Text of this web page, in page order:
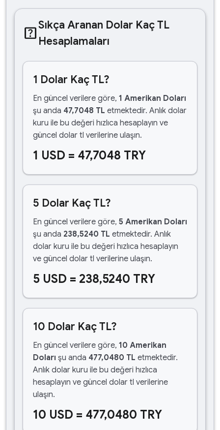
help_centerSıkça Aranan Dolar Kaç TL
Hesaplamaları
1 Dolar Kaç TL?
En güncel verilere göre, 1 Amerikan Doları
şu anda 47,7048 TL etmektedir. Anlık dolar
kuru ile bu değeri hızlıca hesaplayın ve
güncel dolar tl verilerine ulaşın.
1 USD = 47,7048 TRY
5 Dolar Kaç TL?
En güncel verilere göre, 5 Amerikan Doları
şu anda 238,5240 TL etmektedir. Anlık
dolar kuru ile bu değeri hızlıca hesaplayın
ve güncel dolar tl verilerine ulaşın.
5 USD = 238,5240 TRY
10 Dolar Kaç TL?
En güncel verilere göre, 10 Amerikan
Doları şu anda 477,0480 TL etmektedir.
Anlık dolar kuru ile bu değeri hızlıca
hesaplayın ve güncel dolar tl verilerine
ulaşın.
10 USD = 477,0480 TRY